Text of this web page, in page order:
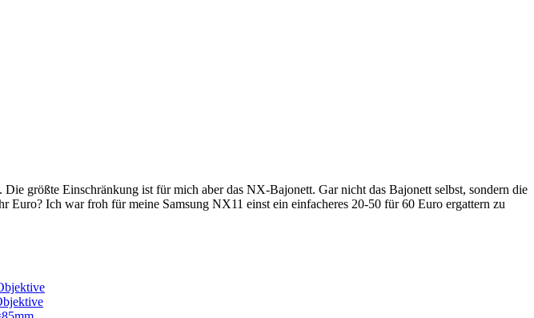
größte Einschränkung ist für mich aber das NX-Bajonett. Gar nicht das Bajonett selbst, sondern die
Ich war froh für meine Samsung NX11 einst ein einfacheres 20-50 für 60 Euro ergattern zu